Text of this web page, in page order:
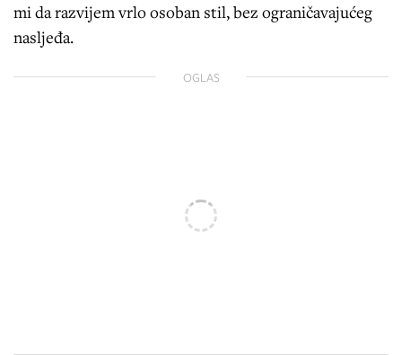
mi da razvijem vrlo osoban stil, bez ograničavajućeg
nasljeđa.
OGLAS